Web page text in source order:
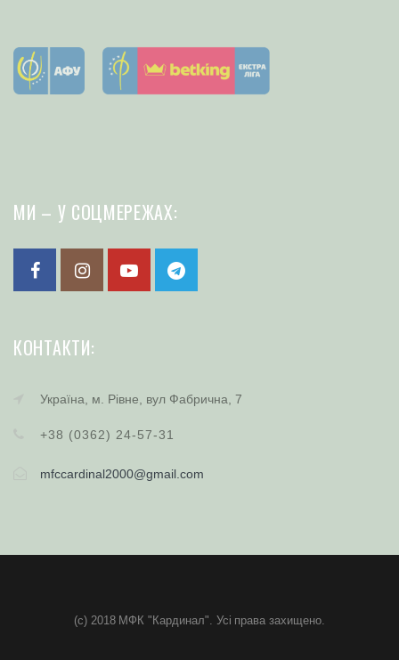
МИ – У СОЦМЕРЕЖАХ:
КОНТАКТИ:
Україна, м. Рівне, вул Фабрична, 7
+38 (0362) 24-57-31
mfccardinal2000@gmail.com
(c) 2018 МФК "Кардинал". Усі права захищено.